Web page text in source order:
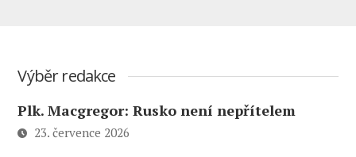
Výběr redakce
Plk. Macgregor: Rusko není nepřítelem
23. července 2026